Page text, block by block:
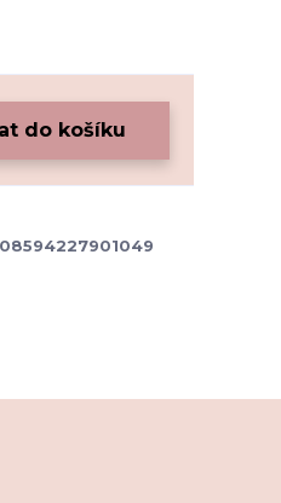
do košíku
08594227901049